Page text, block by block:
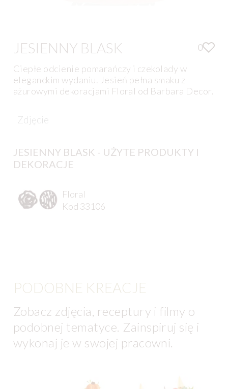
JESIENNY BLASK
0
Ciepłe odcienie pomarańczy i czekolady w
eleganckim wydaniu. Jesień pełna smaku z
ażurowymi dekoracjami Floral od Barbara Decor.
Zdjęcie
JESIENNY BLASK - UŻYTE PRODUKTY I
DEKORACJE
Floral
Kod 33106
PODOBNE KREACJE
Zobacz zdjęcia, receptury i filmy o
podobnej tematyce. Zainspiruj się i
wykonaj je w swojej pracowni.